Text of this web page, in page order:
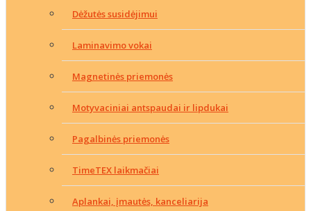
Dėžutės susidėjimui
Laminavimo vokai
Magnetinės priemonės
Motyvaciniai antspaudai ir lipdukai
Pagalbinės priemonės
TimeTEX laikmačiai
Aplankai, įmautės, kanceliarija